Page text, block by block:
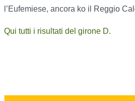
l’Eufemiese, ancora ko il Reggio
Qui tutti i risultati del girone D.